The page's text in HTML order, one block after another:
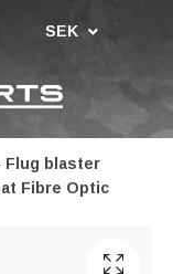
SEK
Flug blaster
Fibre Optic